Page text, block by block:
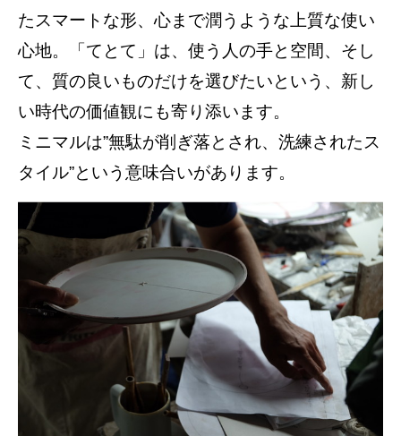
たスマートな形、心まで潤うような上質な使い
心地。「てとて」は、使う人の手と空間、そし
て、質の良いものだけを選びたいという、新し
い時代の価値観にも寄り添います。​
ミニマルは”無駄が削ぎ落とされ、洗練されたス
タイル”という意味合いがあります。